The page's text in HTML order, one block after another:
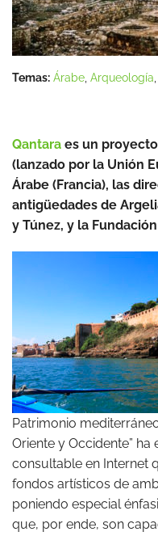
Temas: Árabe Arqueología
Qantara es un
(lanzado por la Unión
Árabe (Francia), las
antigüedades de
y Túnez, y la
Patrimonio
Oriente y Occidente”
consultable en Internet
fondos artísticos de
poniendo especial
que, por ende, son